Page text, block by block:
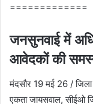
=============
जनसुनवाई में
आवेदकों की
मंदसौर 19 मई 26 /
एकता जायसवाल, सीईओ